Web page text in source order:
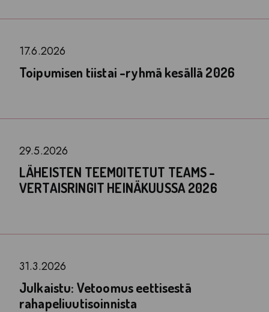
17.6.2026
Toipumisen tiistai -ryhmä kesällä 2026
29.5.2026
LÄHEISTEN TEEMOITETUT TEAMS -
VERTAISRINGIT HEINÄKUUSSA 2026
31.3.2026
Julkaistu: Vetoomus eettisestä
rahapeliuutisoinnista